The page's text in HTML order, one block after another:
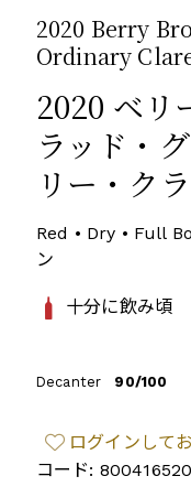
2020 Berry
Ordinary
2020 ベリ
ラッド・
リー・ク
Red • Dry • Full
ン
十分に飲み頃
Decanter 90/100
ログインして
コード: